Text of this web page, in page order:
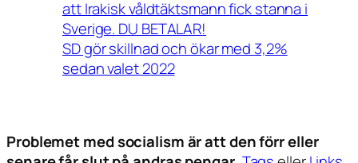
att Irakisk våldtäktsmann fick stanna i
Sverige. DU BETALAR!
SD gör skillnad och ökar med 3,2%
sedan valet 2022
Problemet med socialism är att den förr eller